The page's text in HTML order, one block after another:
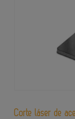
Corte láser de